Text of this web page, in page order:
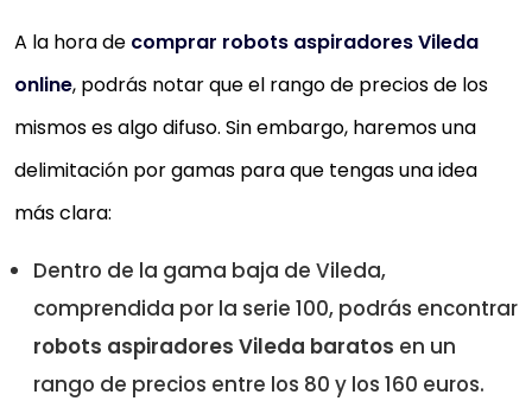
A la hora de comprar robots aspiradores Vileda
online, podrás notar que el rango de precios de los
mismos es algo difuso. Sin embargo, haremos una
delimitación por gamas para que tengas una idea
más clara:
Dentro de la gama baja de Vileda,
comprendida por la serie 100, podrás encontrar
robots aspiradores Vileda baratos en un
rango de precios entre los 80 y los 160 euros.